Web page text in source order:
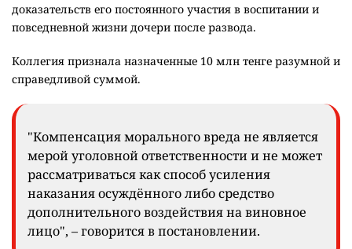
доказательств его постоянного участия в воспитании и
повседневной жизни дочери после развода.
Коллегия признала назначенные 10 млн тенге разумной и
справедливой суммой.
"Компенсация морального вреда не является
мерой уголовной ответственности и не может
рассматриваться как способ усиления
наказания осуждённого либо средство
дополнительного воздействия на виновное
лицо", – говорится в постановлении.